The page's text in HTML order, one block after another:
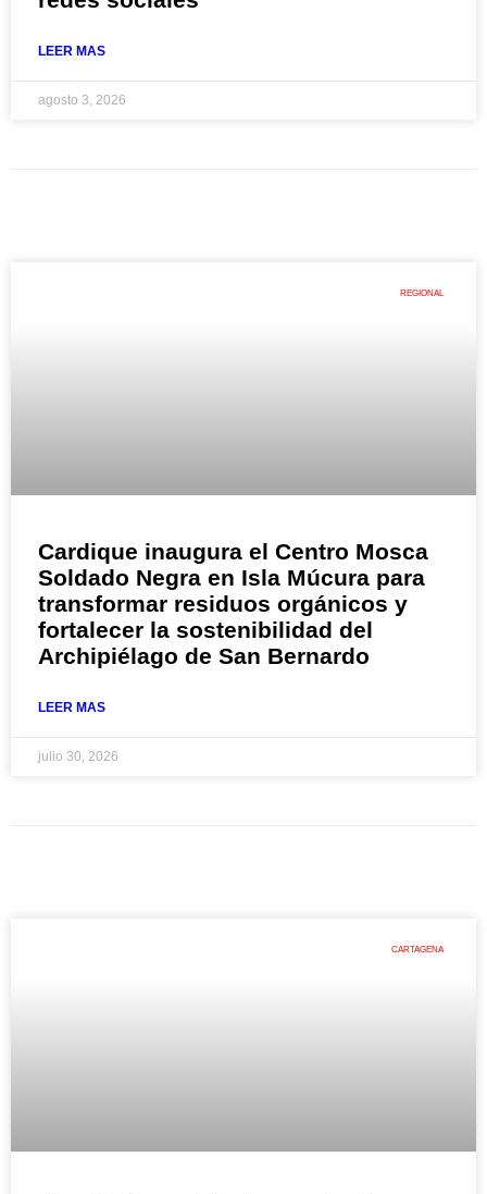
LEER MAS
agosto 3, 2026
REGIONAL
Cardique inaugura el Centro Mosca
Soldado Negra en Isla Múcura para
transformar residuos orgánicos y
fortalecer la sostenibilidad del
Archipiélago de San Bernardo
LEER MAS
julio 30, 2026
CARTAGENA